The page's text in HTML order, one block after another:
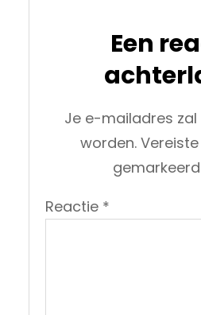
Een
Je e-mailadres
worden.
Reactie *